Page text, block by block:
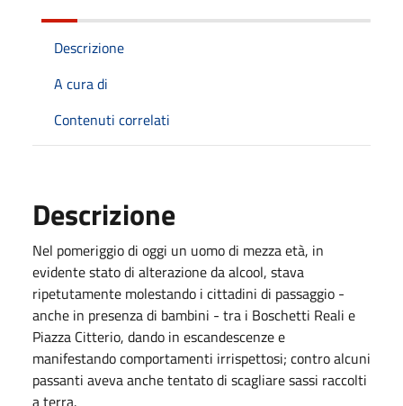
Descrizione
A cura di
Contenuti correlati
Descrizione
Nel pomeriggio di oggi un uomo di mezza età, in
evidente stato di alterazione da alcool, stava
ripetutamente molestando i cittadini di passaggio -
anche in presenza di bambini - tra i Boschetti Reali e
Piazza Citterio, dando in escandescenze e
manifestando comportamenti irrispettosi; contro alcuni
passanti aveva anche tentato di scagliare sassi raccolti
a terra.